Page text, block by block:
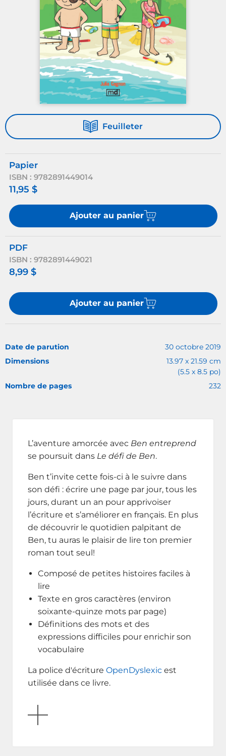
Feuilleter
Papier
ISBN : 9782891449014
11,95 $
Ajouter au panier
PDF
ISBN : 9782891449021
8,99 $
Ajouter au panier
Date de parution
30 octobre 2019
Dimensions
13.97 x 21.59 cm
(5.5 x 8.5 po)
Nombre de pages
232
L’aventure amorcée avec Ben entreprend
se poursuit dans Le défi de Ben.
Ben t’invite cette fois-ci à le suivre dans
son défi : écrire une page par jour, tous les
jours, durant un an pour apprivoiser
l’écriture et s’améliorer en français. En plus
de découvrir le quotidien palpitant de
Ben, tu auras le plaisir de lire ton premier
roman tout seul!
Composé de petites histoires faciles à
lire
Texte en gros caractères (environ
soixante-quinze mots par page)
Définitions des mots et des
expressions difficiles pour enrichir son
vocabulaire
La police d'écriture OpenDyslexic est
utilisée dans ce livre.